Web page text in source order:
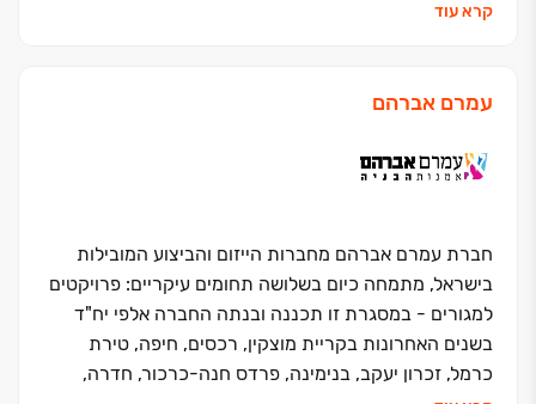
- מגורים והתחדשות עירונית
- מלונאות ובתי אבות
הקבוצה פעילה בפריסה ארצית והיא מתכננת ובונה אלפי
יחידות דיור. מוניטין הקבוצה נבנה לאורך שנים על ערכי
קרא עוד
עמרם אברהם
חברת עמרם אברהם מחברות הייזום והביצוע המובילות
בישראל, מתמחה כיום בשלושה תחומים עיקריים: פרויקטים
למגורים - במסגרת זו תכננה ובנתה החברה אלפי יח"ד
בשנים האחרונות בקריית מוצקין, רכסים, חיפה, טירת
כרמל, זכרון יעקב, בנימינה, פרדס חנה-כרכור, חדרה,